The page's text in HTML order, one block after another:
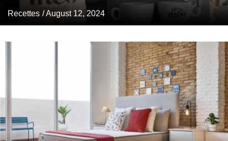
Recettes / August 12, 2024